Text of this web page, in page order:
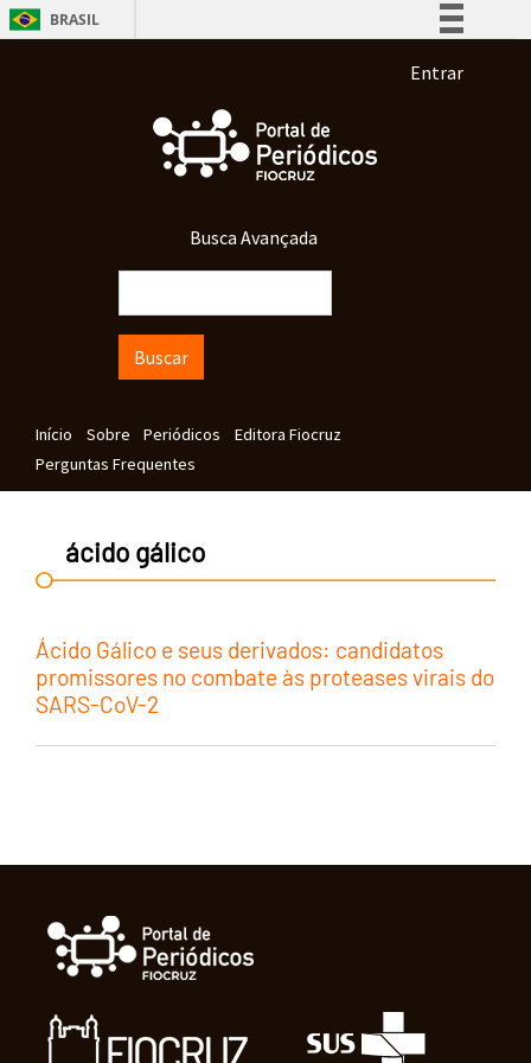
Pular para o conteúdo principal
BRASIL
Participe
Acesso à informação
Menu de
Entrar
Busca Avançada
Navegação principal
Início Sobre Periódicos
Editora Fiocruz
Perguntas Frequentes
ácido gálico
Ácido Gálico e seus derivados: candidatos
promissores no combate às proteases virais do
SARS-CoV-2